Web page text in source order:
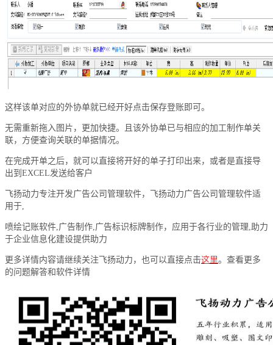
这样该单对应的外协单就已经开好点击保存登账即可。
无需重新拖入图片，更加快捷。且该外协单已与相应的加工制作单关
联，方便查询关联的单据情况。
在完成开单之后，就可以直接将开好的单子打印出来，或者是直接导
出到EXCEL发送给客户
飞扬动力专注开发广告公司管理软件，飞扬动力广告公司管理软件适
用于,
喷绘记账软件,广告制作,广告标识标牌制作，应用于各行业的管理,助力
于企业信息化建设提供助力
更多详情内容请继续关注飞扬动力，也可以直接点击这里。查看更多
的问题解答和软件详情